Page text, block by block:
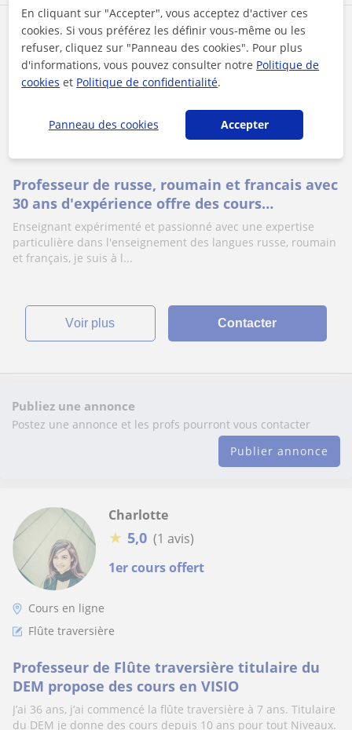
Andrii
Cours en ligne
Professeur de russe, roumain et francais avec
30 ans d'expérience offre des cours
particuliers pour enfants et adultes à
Valence
Enseignant expérimenté et passionné avec une expertise
particulière dans l'enseignement des langues russe, roumain
et français, je suis à l...
voir plus Contacter
Publiez une annonce
Postez une annonce et les profs pourront vous contacter
Publier annonce
1er cours offert
Charlotte
★ 5,0 (1 avis)
Cours en ligne
Flûte traversière
Professeur de Flûte traversière titulaire du
DEM propose des cours en VISIO
J’ai 36 ans, j’ai commencé la flûte traversière à 7 ans. Titulaire
du DEM je donne des cours depuis 10 ans pour tout Niveaux.
En cliquant sur "Accepter", vous acceptez d'activer ces
cookies. Si vous préférez les définir vous-même ou les
refuser, cliquez sur "Panneau des cookies". Pour plus
d'informations, vous pouvez consulter notre Politique de
cookies et Politique de confidentialité.
Panneau des cookies Accepter